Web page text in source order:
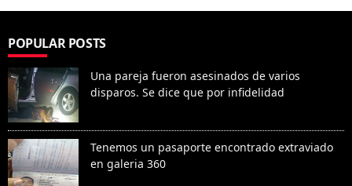
POPULAR POSTS
Una pareja fueron asesinados de varios
disparos. Se dice que por infidelidad
Tenemos un pasaporte encontrado extraviado
en galeria 360